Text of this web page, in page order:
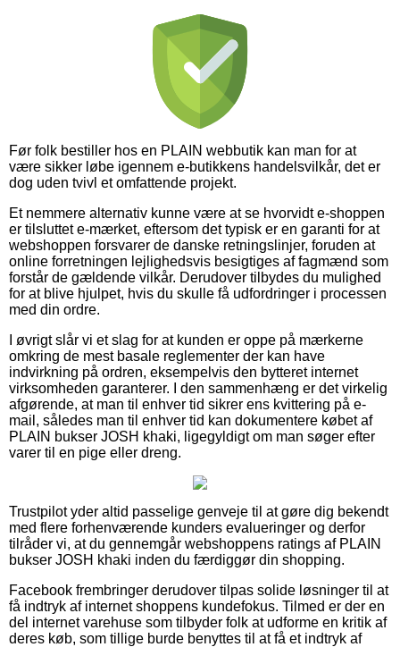
Før folk bestiller hos en PLAIN webbutik kan man for at
være sikker løbe igennem e-butikkens handelsvilkår, det er
dog uden tvivl et omfattende projekt.
Et nemmere alternativ kunne være at se hvorvidt e-shoppen
er tilsluttet e-mærket, eftersom det typisk er en garanti for at
webshoppen forsvarer de danske retningslinjer, foruden at
online forretningen lejlighedsvis besigtiges af fagmænd som
forstår de gældende vilkår. Derudover tilbydes du mulighed
for at blive hjulpet, hvis du skulle få udfordringer i processen
med din ordre.
I øvrigt slår vi et slag for at kunden er oppe på mærkerne
omkring de mest basale reglementer der kan have
indvirkning på ordren, eksempelvis den bytteret internet
virksomheden garanterer. I den sammenhæng er det virkelig
afgørende, at man til enhver tid sikrer ens kvittering på e-
mail, således man til enhver tid kan dokumentere købet af
PLAIN bukser JOSH khaki, ligegyldigt om man søger efter
varer til en pige eller dreng.
Trustpilot yder altid passelige genveje til at gøre dig bekendt
med flere forhenværende kunders evalueringer og derfor
tilråder vi, at du gennemgår webshoppens ratings af PLAIN
bukser JOSH khaki inden du færdiggør din shopping.
Facebook frembringer derudover tilpas solide løsninger til at
få indtryk af internet shoppens kundefokus. Tilmed er der en
del internet varehuse som tilbyder folk at udforme en kritik af
deres køb, som tillige burde benyttes til at få et indtryk af